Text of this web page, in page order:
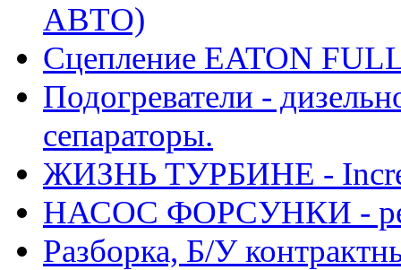
АВТО)
Сцепление EATON
Подогреватели -
сепараторы.
ЖИЗНЬ ТУРБИНЕ -
НАСОС ФОРСУНКИ -
Разборка, Б/У